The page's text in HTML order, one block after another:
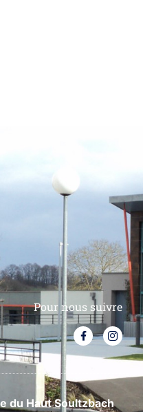
Pour nous suivre
du Haut Soultzbach